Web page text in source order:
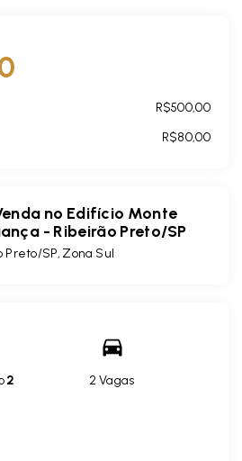
R$500,00
R$80,00
no Edifício Monte
- Ribeirão Preto/SP
Preto/SP, Zona Sul
2
2 Vagas